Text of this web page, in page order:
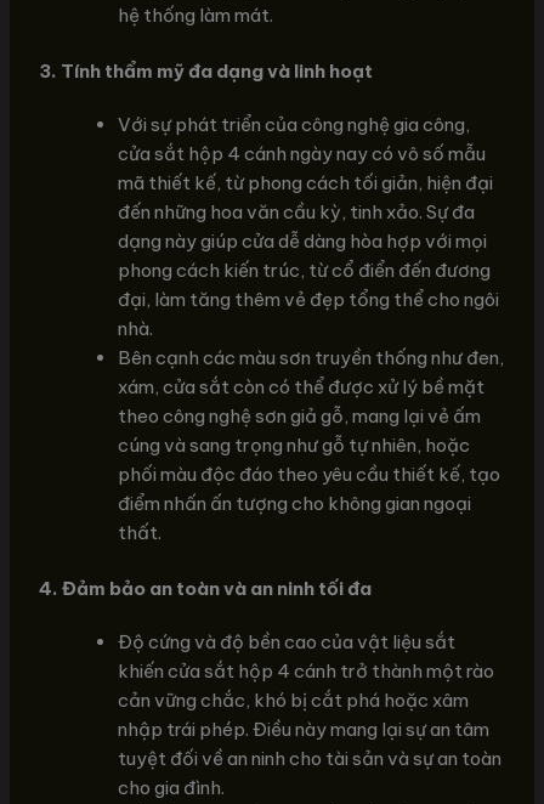
hệ thống làm mát.
3. Tính thẩm mỹ đa dạng và linh hoạt
Với sự phát triển của công nghệ gia công,
cửa sắt hộp 4 cánh ngày nay có vô số mẫu
mã thiết kế, từ phong cách tối giản, hiện đại
đến những hoa văn cầu kỳ, tinh xảo. Sự đa
dạng này giúp cửa dễ dàng hòa hợp với mọi
phong cách kiến trúc, từ cổ điển đến đương
đại, làm tăng thêm vẻ đẹp tổng thể cho ngôi
nhà.
Bên cạnh các màu sơn truyền thống như đen,
xám, cửa sắt còn có thể được xử lý bề mặt
theo công nghệ sơn giả gỗ, mang lại vẻ ấm
cúng và sang trọng như gỗ tự nhiên, hoặc
phối màu độc đáo theo yêu cầu thiết kế, tạo
điểm nhấn ấn tượng cho không gian ngoại
thất.
4. Đảm bảo an toàn và an ninh tối đa
Độ cứng và độ bền cao của vật liệu sắt
khiến cửa sắt hộp 4 cánh trở thành một rào
cản vững chắc, khó bị cắt phá hoặc xâm
nhập trái phép. Điều này mang lại sự an tâm
tuyệt đối về an ninh cho tài sản và sự an toàn
cho gia đình.